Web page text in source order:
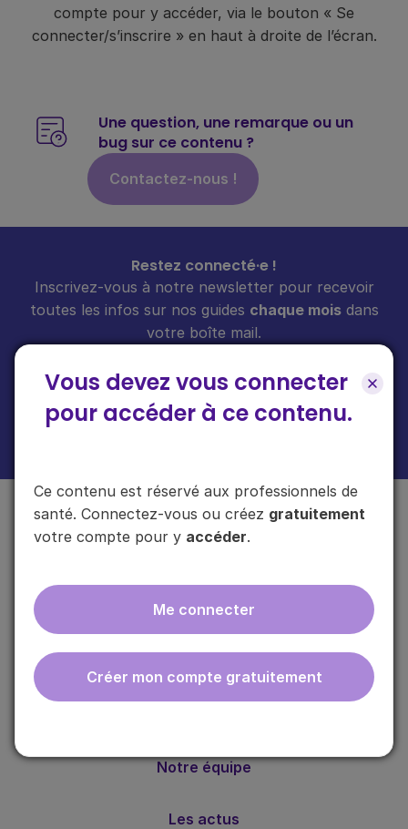
Vous devez vous connecter
pour accéder à ce contenu.
Ce contenu est réservé aux professionnels de
santé. Connectez-vous ou créez gratuitement
votre compte pour y accéder.
Me connecter
Créer mon compte gratuitement
compte pour y accéder, via le bouton « Se
connecter/s’inscrire » en haut à droite de l’écran.
Une question, une remarque ou un
bug sur ce contenu ?
Contactez-nous !
Restez connecté·e !
Inscrivez-vous à notre newsletter pour recevoir
toutes les infos sur nos guides chaque moisdans
votre boîte mail.
En cliquant sur "s'inscrire", vous acceptez de recevoir notre newsletter.
ebmfrance est une base de connaissances médicales
Notre équipe
Les actus